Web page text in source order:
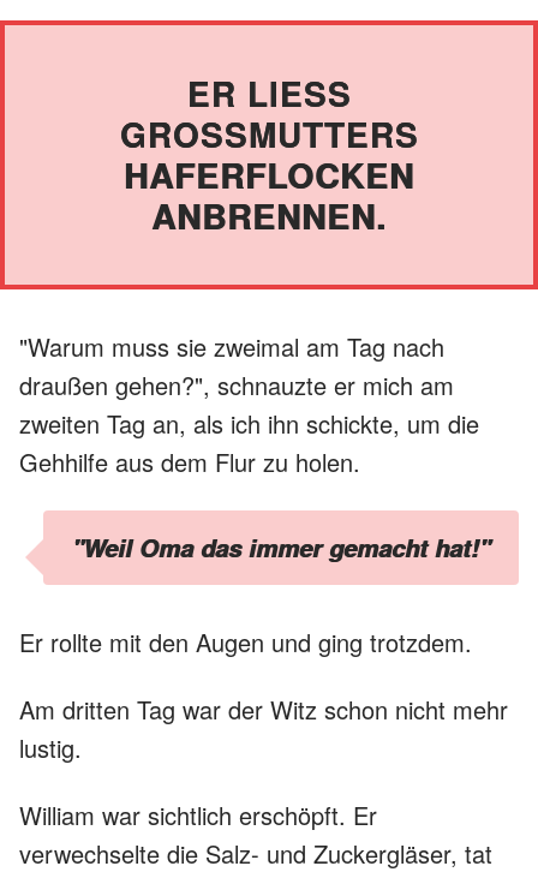
ER LIESS G
ROSSMUTTERS HA
FERFLOCKEN AN
BRENNEN.
"Warum muss sie zweimal am Tag nach
draußen gehen?", schnauzte er mich am
zweiten Tag an, als ich ihn schickte, um die
Gehhilfe aus dem Flur zu holen.
"Weil Oma das immer gemacht hat!"
Er rollte mit den Augen und ging trotzdem.
Am dritten Tag war der Witz schon nicht mehr
lustig.
William war sichtlich erschöpft. Er
verwechselte die Salz- und Zuckergläser, tat